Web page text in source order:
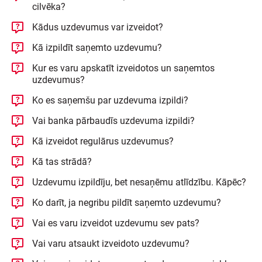
cilvēka?
Kādus uzdevumus var izveidot?
Kā izpildīt saņemto uzdevumu?
Kur es varu apskatīt izveidotos un saņemtos
uzdevumus?
Ko es saņemšu par uzdevuma izpildi?
Vai banka pārbaudīs uzdevuma izpildi?
Kā izveidot regulārus uzdevumus?
Kā tas strādā?
Uzdevumu izpildīju, bet nesaņēmu atlīdzību. Kāpēc?
Ko darīt, ja negribu pildīt saņemto uzdevumu?
Vai es varu izveidot uzdevumu sev pats?
Vai varu atsaukt izveidoto uzdevumu?